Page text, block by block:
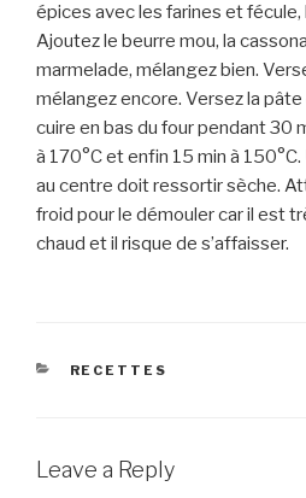
épices avec les farines et fécule,
Ajoutez le beurre mou, la
marmelade, mélangez bien.
mélangez encore. Versez la
cuire en bas du four pendant 30
à 170°C et enfin 15 min à
au centre doit ressortir sèche.
froid pour le démouler car il est
chaud et il risque de s’affaisser.
CATEGORIES
RECETTES
Leave a Reply